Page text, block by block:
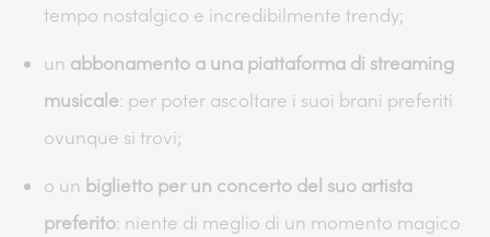
tempo nostalgico e incredibilmente trendy;
un abbonamento a una piattaforma di streaming
musicale: per poter ascoltare i suoi brani preferiti
ovunque si trovi;
o un biglietto per un concerto del suo artista
preferito: niente di meglio di un momento magico